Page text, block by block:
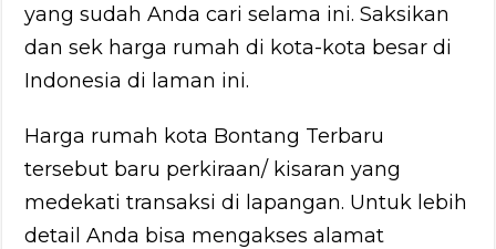
yang sudah Anda cari selama ini. Saksikan
dan sek harga rumah di kota-kota besar di
Indonesia di laman ini.
Harga rumah kota Bontang Terbaru
tersebut baru perkiraan/ kisaran yang
medekati transaksi di lapangan. Untuk lebih
detail Anda bisa mengakses alamat